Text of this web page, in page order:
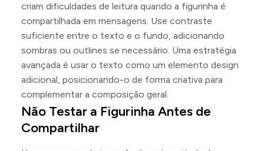
criam dificuldades de leitura quando a figurinha é
compartilhada em mensagens. Use contraste
suficiente entre o texto e o fundo, adicionando
sombras ou outlines se necessário. Uma estratégia
avançada é usar o texto como um elemento design
adicional, posicionando-o de forma criativa para
complementar a composição geral.
Não Testar a Figurinha Antes de
Compartilhar